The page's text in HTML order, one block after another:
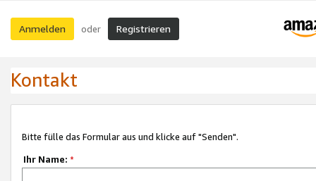
Anmelden oder Registrieren
Kontakt
Bitte fülle das Formular aus und klicke auf "Senden".
Ihr Name: *